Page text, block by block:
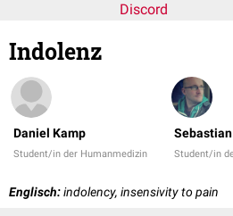
Discord
Indolenz
Daniel Kamp
Student/in der Humanmedizin Student/in
Englisch:indolency, insensivity to pain